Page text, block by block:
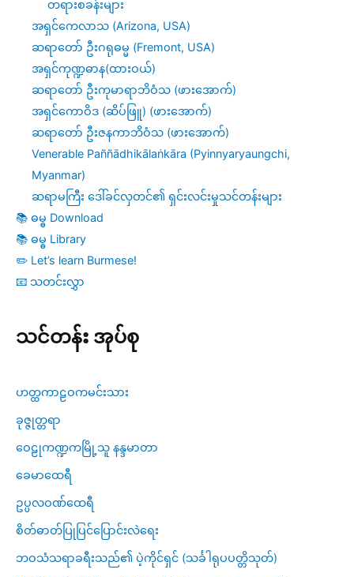
တရားစခန်းများ
အရှင်ကေလာသ (Arizona, USA)
ဆရာတော် ဦးဂရုဓမ္မ (Fremont, USA)
အရှင်ကုဏ္ဍဓာန(ထားဝယ်)
ဆရာတော် ဦးကုမာရာဘိဝံသ (ဖားအောက်)
အရှင်ကောဝိဒ (ဆိပ်ဖြူ) (ဖားအောက်)
ဆရာတော် ဦးဇနကာဘိဝံသ (ဖားအောက်)
Venerable Paññādhikālaṅkāra (Pyinnyaryaungchi,
Myanmar)
ဆရာမကြီး ဒေါ်ခင်လှတင်၏ ရှင်းလင်းမှုသင်တန်းများ
📚 ဓမ္ဓ Download
📚 ဓမ္ဓ Library
✏️ Let’s learn Burmese!
📧 သတင်းလွှာ
သင်တန်း အုပ်စု
ဟတ္ထကာဠဝကမင်းသား
ခုဇ္ဇုတ္တရာ
ဝေဠုကဏ္ဍကမြို့သူ နန္ဒမာတာ
ခေမာထေရီ
ဥပ္ပလဝဏ်ထေရီ
စိတ်ဓာတ်ပြုပြင်ပြောင်းလဲရေး
ဘဝသံသရာခရီးသည်၏ ပဲ့ကိုင်ရှင် (သင်္ခါရုပပတ္တိသုတ်)